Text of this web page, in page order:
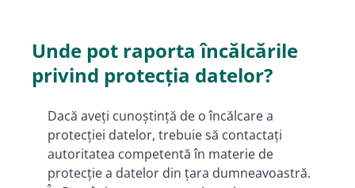
Unde pot raporta încălcările
privind protecția datelor?
Dacă aveți cunoștință de o încălcare a
protecției datelor, trebuie să contactați
autoritatea competentă în materie de
protecție a datelor din țara dumneavoastră.